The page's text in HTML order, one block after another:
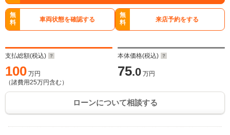
無
料
車両状態を確認する
無
料
来店予約をする
支払総額(税込)
100 万円
（諸費用25万円含む）
本体価格(税込)
75.0 万円
ローンについて相談する